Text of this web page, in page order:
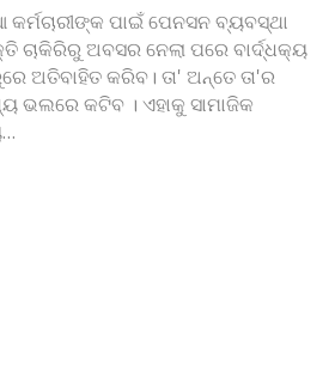
କର୍ମଚାରୀଙ୍କ ପାଇଁ ପେନସନ ବ୍ୟବସ୍ଥା
ଚାକିରିରୁ ଅବସର ନେଲା ପରେ ବାର୍ଦ୍ଧକ୍ୟ
ଅତିବାହିତ କରିବ। ତା' ଅନ୍ତେ ତା'ର
ଭଲରେ କଟିବ । ଏହାକୁ ସାମାଜିକ
…